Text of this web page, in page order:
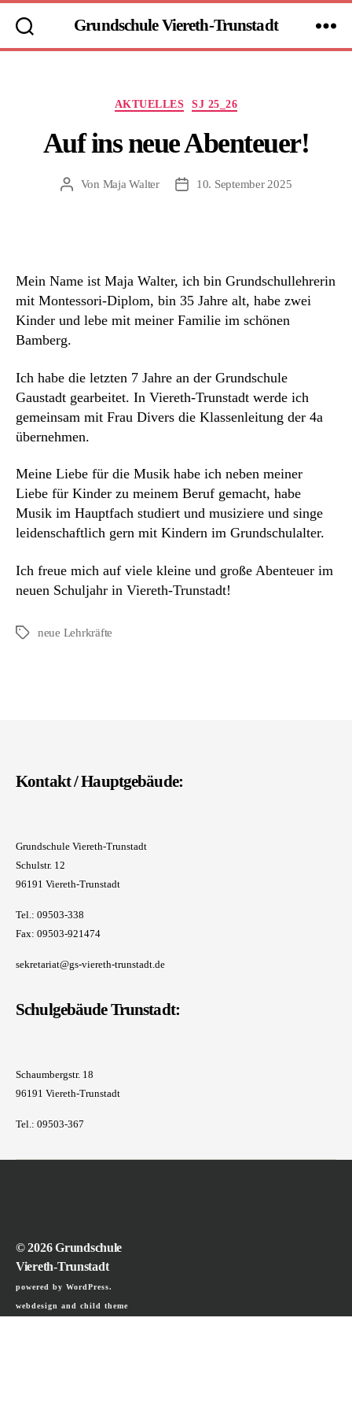
Grundschule Viereth-Trunstadt
Kategorien
AKTUELLES SJ 25_26
Auf ins neue Abenteuer!
Beitragsautor
Von Maja Walter Beitragsdatum
10. September 2025
Mein Name ist Maja Walter, ich bin Grundschullehrerin
mit Montessori-Diplom, bin 35 Jahre alt, habe zwei
Kinder und lebe mit meiner Familie im schönen
Bamberg.
Ich habe die letzten 7 Jahre an der Grundschule
Gaustadt gearbeitet. In Viereth-Trunstadt werde ich
gemeinsam mit Frau Divers die Klassenleitung der 4a
übernehmen.
Meine Liebe für die Musik habe ich neben meiner
Liebe für Kinder zu meinem Beruf gemacht, habe
Musik im Hauptfach studiert und musiziere und singe
leidenschaftlich gern mit Kindern im Grundschulalter.
Ich freue mich auf viele kleine und große Abenteuer im
neuen Schuljahr in Viereth-Trunstadt!
Schlagwörter
neue Lehrkräfte
Kontakt / Hauptgebäude:
Grundschule Viereth-Trunstadt
Schulstr. 12
96191 Viereth-Trunstadt
Tel.: 09503-338
Fax: 09503-921474
sekretariat@gs-viereth-trunstadt.de
Schulgebäude Trunstadt:
Schaumbergstr. 18
96191 Viereth-Trunstadt
Tel.: 09503-367
© 2026Grundschule
Viereth-Trunstadt
powered by WordPress.
webdesign and child theme